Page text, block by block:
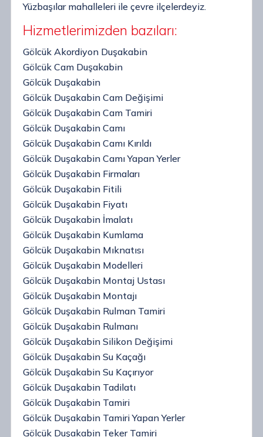
Yüzbaşılar mahalleleri ile çevre ilçelerdeyiz.
Hizmetlerimizden bazıları:
Gölcük Akordiyon Duşakabin
Gölcük Cam Duşakabin
Gölcük Duşakabin
Gölcük Duşakabin Cam Değişimi
Gölcük Duşakabin Cam Tamiri
Gölcük Duşakabin Camı
Gölcük Duşakabin Camı Kırıldı
Gölcük Duşakabin Camı Yapan Yerler
Gölcük Duşakabin Firmaları
Gölcük Duşakabin Fitili
Gölcük Duşakabin Fiyatı
Gölcük Duşakabin İmalatı
Gölcük Duşakabin Kumlama
Gölcük Duşakabin Mıknatısı
Gölcük Duşakabin Modelleri
Gölcük Duşakabin Montaj Ustası
Gölcük Duşakabin Montajı
Gölcük Duşakabin Rulman Tamiri
Gölcük Duşakabin Rulmanı
Gölcük Duşakabin Silikon Değişimi
Gölcük Duşakabin Su Kaçağı
Gölcük Duşakabin Su Kaçırıyor
Gölcük Duşakabin Tadilatı
Gölcük Duşakabin Tamiri
Gölcük Duşakabin Tamiri Yapan Yerler
Gölcük Duşakabin Teker Tamiri